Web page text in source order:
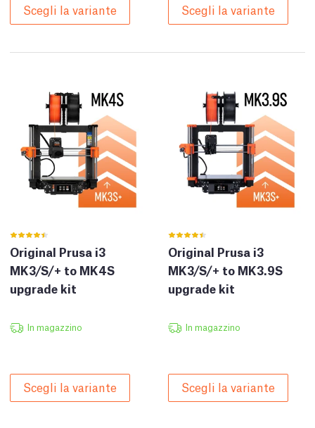
Scegli la variante Scegli la variante
Original Prusa i3
MK3/S/+ to MK4S
upgrade kit
In magazzino
Scegli la variante
Original Prusa i3
MK3/S/+ to MK3.9S
upgrade kit
In magazzino
Scegli la variante